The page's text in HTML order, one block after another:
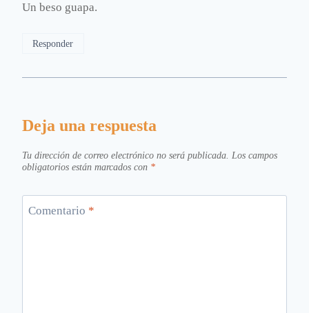
Un beso guapa.
Responder
Deja una respuesta
Tu dirección de correo electrónico no será publicada. Los campos
obligatorios están marcados con *
Comentario *